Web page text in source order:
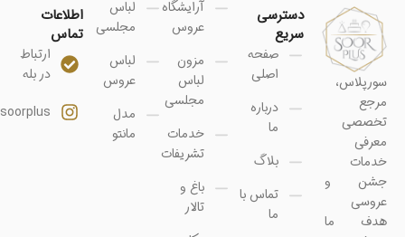
سورپلاس،
مرجع
تخصصی
معرفی
خدمات
جشن و
عروسی
هدف ما
دسترسی
سریع
صفحه
اصلی
درباره
ما
بلاگ
تماس با
ما
آرایشگاه
عروس
مزون
لباس
مجلسی
خدمات
تشریفات
باغ و
تالار
لباس
مجلسی
لباس
عروس
مدل
مانتو
اطلاعات
تماس
ارتباط
در بله
soorplus@